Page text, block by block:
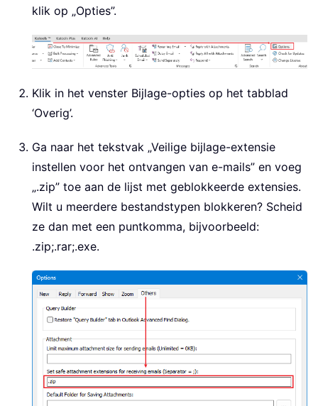
klik op „Opties”.
Klik in het venster Bijlage-opties op het tabblad
‘Overig’.
Ga naar het tekstvak „Veilige bijlage-extensie
instellen voor het ontvangen van e-mails” en voeg
„.zip” toe aan de lijst met geblokkeerde extensies.
Wilt u meerdere bestandstypen blokkeren? Scheid
ze dan met een puntkomma, bijvoorbeeld:
.zip;.rar;.exe.